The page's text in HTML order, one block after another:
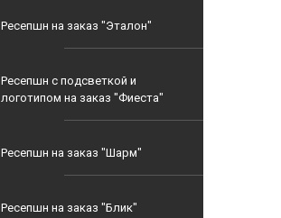
Ресепшн на заказ "Эталон"
Ресепшн с подсветкой и
логотипом на заказ "Фиеста"
Ресепшн на заказ "Шарм"
Ресепшн на заказ "Блик"